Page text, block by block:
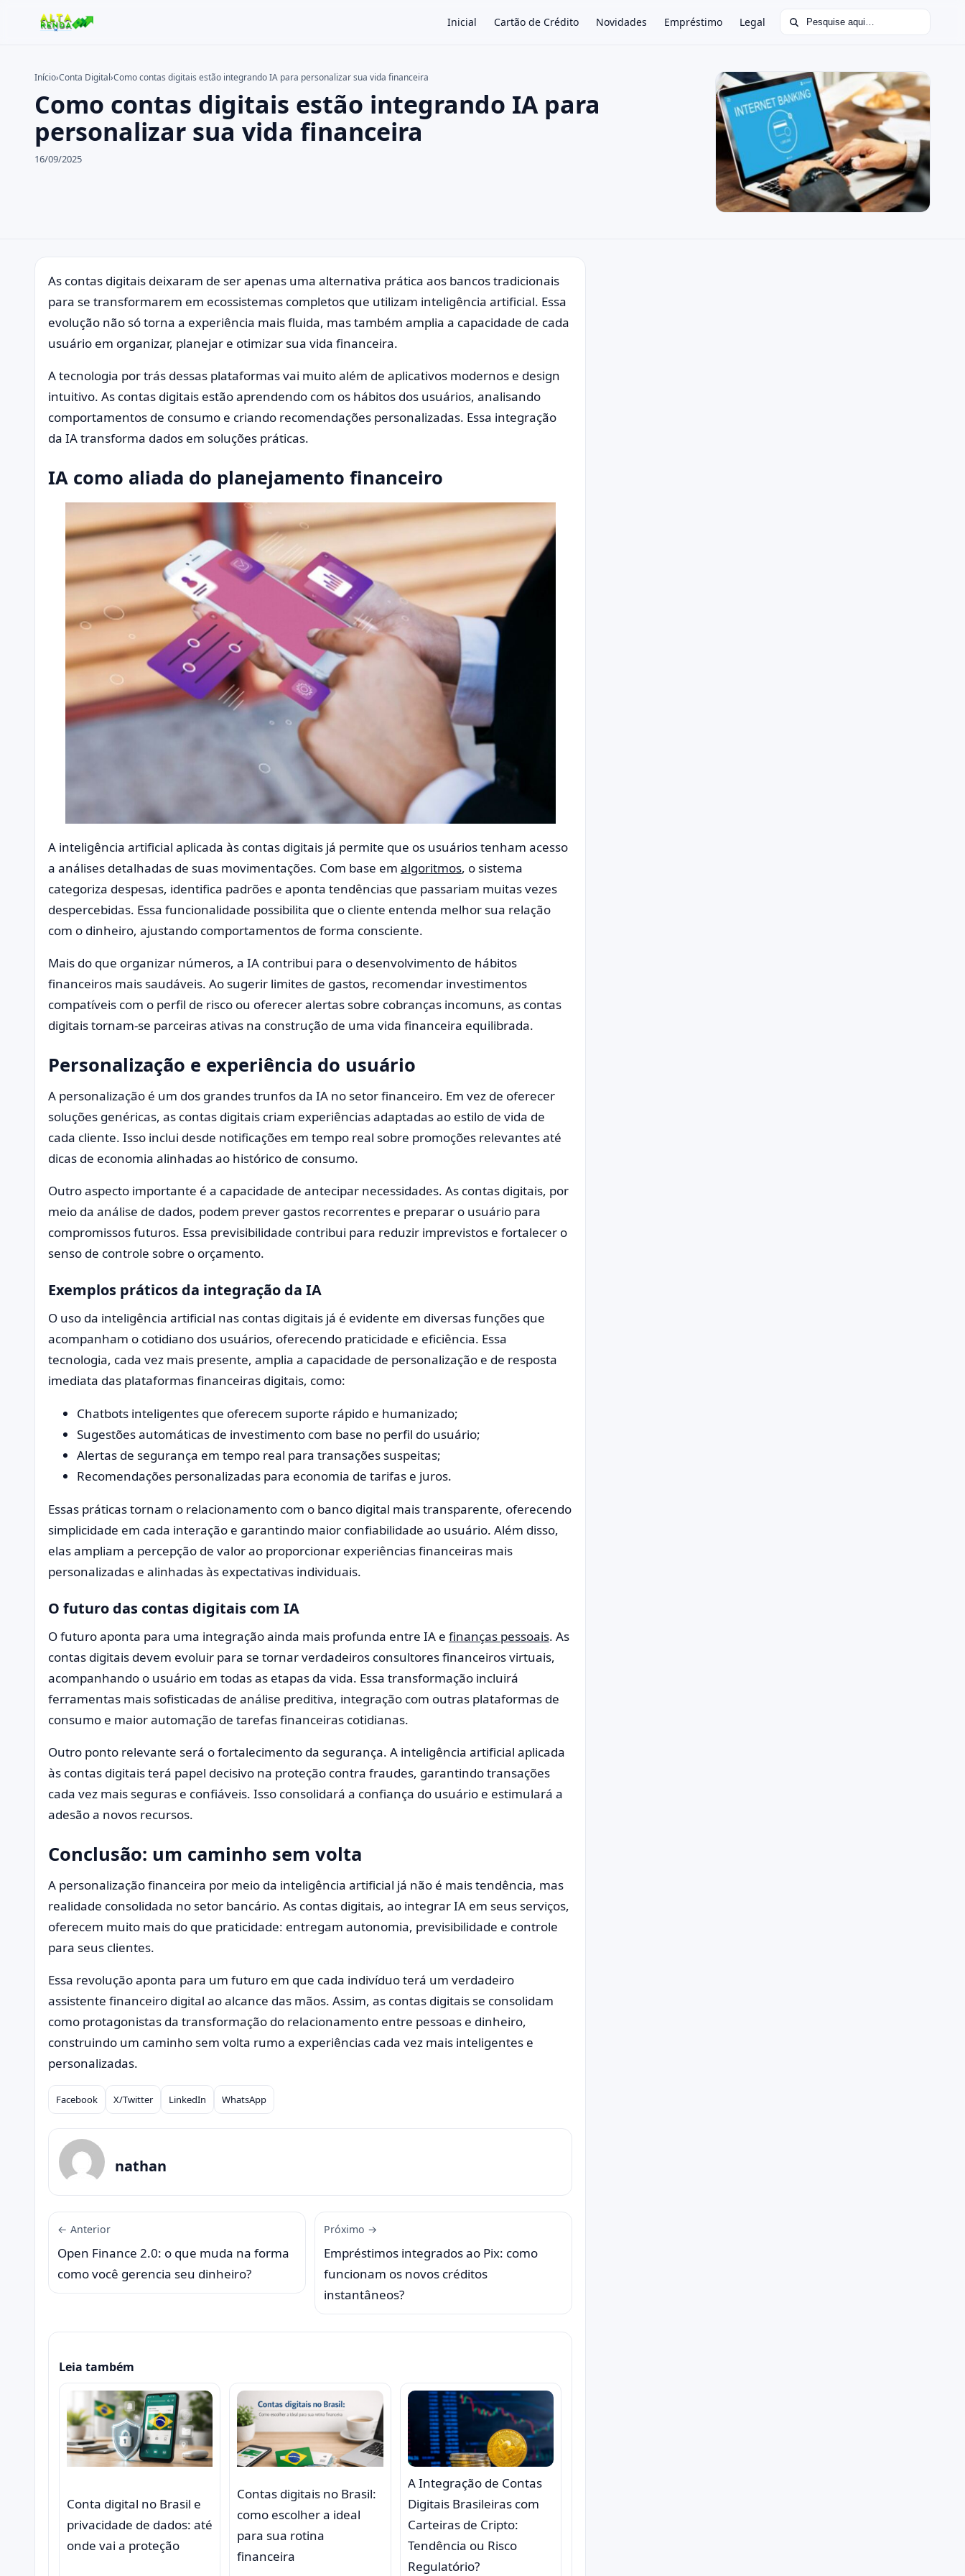
Inicial Cartão de Crédito Novidades Empréstimo Legal Buscar por:
Buscar no site ×
Pressione Enter para buscar ou ESC para fechar.
Início›Conta Digital›Como contas digitais estão integrando IA para personalizar sua vida financeira
Como contas digitais estão integrando IA para
personalizar sua vida financeira
16/09/2025
As contas digitais deixaram de ser apenas uma alternativa prática aos bancos tradicionais
para se transformarem em ecossistemas completos que utilizam inteligência artificial. Essa
evolução não só torna a experiência mais fluida, mas também amplia a capacidade de cada
usuário em organizar, planejar e otimizar sua vida financeira.
A tecnologia por trás dessas plataformas vai muito além de aplicativos modernos e design
intuitivo. As contas digitais estão aprendendo com os hábitos dos usuários, analisando
comportamentos de consumo e criando recomendações personalizadas. Essa integração
da IA transforma dados em soluções práticas.
IA como aliada do planejamento financeiro
A inteligência artificial aplicada às contas digitais já permite que os usuários tenham acesso
a análises detalhadas de suas movimentações. Com base em algoritmos, o sistema
categoriza despesas, identifica padrões e aponta tendências que passariam muitas vezes
despercebidas. Essa funcionalidade possibilita que o cliente entenda melhor sua relação
com o dinheiro, ajustando comportamentos de forma consciente.
Mais do que organizar números, a IA contribui para o desenvolvimento de hábitos
financeiros mais saudáveis. Ao sugerir limites de gastos, recomendar investimentos
compatíveis com o perfil de risco ou oferecer alertas sobre cobranças incomuns, as contas
digitais tornam-se parceiras ativas na construção de uma vida financeira equilibrada.
Personalização e experiência do usuário
A personalização é um dos grandes trunfos da IA no setor financeiro. Em vez de oferecer
soluções genéricas, as contas digitais criam experiências adaptadas ao estilo de vida de
cada cliente. Isso inclui desde notificações em tempo real sobre promoções relevantes até
dicas de economia alinhadas ao histórico de consumo.
Outro aspecto importante é a capacidade de antecipar necessidades. As contas digitais, por
meio da análise de dados, podem prever gastos recorrentes e preparar o usuário para
compromissos futuros. Essa previsibilidade contribui para reduzir imprevistos e fortalecer o
senso de controle sobre o orçamento.
Exemplos práticos da integração da IA
O uso da inteligência artificial nas contas digitais já é evidente em diversas funções que
acompanham o cotidiano dos usuários, oferecendo praticidade e eficiência. Essa
tecnologia, cada vez mais presente, amplia a capacidade de personalização e de resposta
imediata das plataformas financeiras digitais, como:
Chatbots inteligentes que oferecem suporte rápido e humanizado;
Sugestões automáticas de investimento com base no perfil do usuário;
Alertas de segurança em tempo real para transações suspeitas;
Recomendações personalizadas para economia de tarifas e juros.
Essas práticas tornam o relacionamento com o banco digital mais transparente, oferecendo
simplicidade em cada interação e garantindo maior confiabilidade ao usuário. Além disso,
elas ampliam a percepção de valor ao proporcionar experiências financeiras mais
personalizadas e alinhadas às expectativas individuais.
O futuro das contas digitais com IA
O futuro aponta para uma integração ainda mais profunda entre IA e finanças pessoais. As
contas digitais devem evoluir para se tornar verdadeiros consultores financeiros virtuais,
acompanhando o usuário em todas as etapas da vida. Essa transformação incluirá
ferramentas mais sofisticadas de análise preditiva, integração com outras plataformas de
consumo e maior automação de tarefas financeiras cotidianas.
Outro ponto relevante será o fortalecimento da segurança. A inteligência artificial aplicada
às contas digitais terá papel decisivo na proteção contra fraudes, garantindo transações
cada vez mais seguras e confiáveis. Isso consolidará a confiança do usuário e estimulará a
adesão a novos recursos.
Conclusão: um caminho sem volta
A personalização financeira por meio da inteligência artificial já não é mais tendência, mas
realidade consolidada no setor bancário. As contas digitais, ao integrar IA em seus serviços,
oferecem muito mais do que praticidade: entregam autonomia, previsibilidade e controle
para seus clientes.
Essa revolução aponta para um futuro em que cada indivíduo terá um verdadeiro
assistente financeiro digital ao alcance das mãos. Assim, as contas digitais se consolidam
como protagonistas da transformação do relacionamento entre pessoas e dinheiro,
construindo um caminho sem volta rumo a experiências cada vez mais inteligentes e
personalizadas.
Compartilhar
Facebook X/Twitter LinkedIn WhatsApp
nathan
← Anterior
Open Finance 2.0: o que muda na forma
como você gerencia seu dinheiro?
Próximo →
Empréstimos integrados ao Pix: como
funcionam os novos créditos
instantâneos?
Leia também
Conta digital no Brasil e
privacidade de dados: até
onde vai a proteção
Contas digitais no Brasil:
como escolher a ideal
para sua rotina
financeira
A Integração de Contas
Digitais Brasileiras com
Carteiras de Cripto:
Tendência ou Risco
Regulatório?